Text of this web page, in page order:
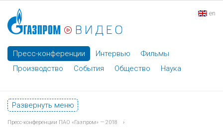
en
Пресс-конференции Интервью
Фильмы
Производство
События Общество Наука
Развернуть меню
Пресс-конференции ПАО «Газпром» — 2018 ›